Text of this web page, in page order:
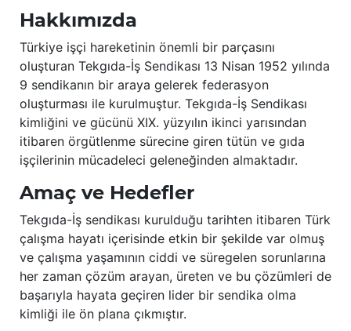
Hakkımızda
Türkiye işçi hareketinin önemli bir parçasını
oluşturan Tekgıda-İş Sendikası 13 Nisan 1952 yılında
9 sendikanın bir araya gelerek federasyon
oluşturması ile kurulmuştur. Tekgıda-İş Sendikası
kimliğini ve gücünü XIX. yüzyılın ikinci yarısından
itibaren örgütlenme sürecine giren tütün ve gıda
işçilerinin mücadeleci geleneğinden almaktadır.
Amaç ve Hedefler
Tekgıda-İş sendikası kurulduğu tarihten itibaren Türk
çalışma hayatı içerisinde etkin bir şekilde var olmuş
ve çalışma yaşamının ciddi ve süregelen sorunlarına
her zaman çözüm arayan, üreten ve bu çözümleri de
başarıyla hayata geçiren lider bir sendika olma
kimliği ile ön plana çıkmıştır.